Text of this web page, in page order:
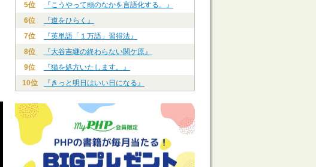
5位
『こうやって頭のなかを言語化する。』
6位
『道をひらく』
7位
『英単語「１万語」習得法』
8位
『大谷吉継の終わらない関ケ原』
9位
『猫を処方いたします。』
10位
『きっと明日はいい日になる』